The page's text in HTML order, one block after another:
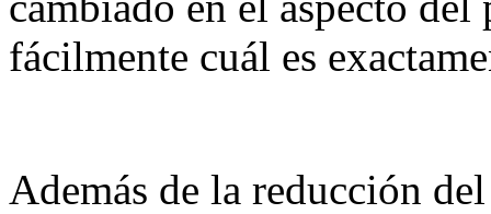
fácilmente cuál es
Además de la reducción